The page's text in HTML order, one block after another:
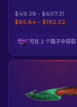
$49.38 - $607.31
$65.64 – $192.52
可在 2 个箱子中获取